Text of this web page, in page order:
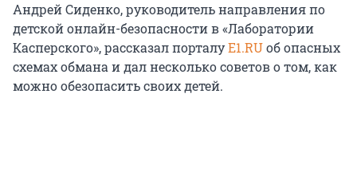
Андрей Сиденко, руководитель направления по
детской онлайн-безопасности в «Лаборатории
Касперского», рассказал порталуE1.RUоб опасных
схемах обмана и дал несколько советов о том, как
можно обезопасить своих детей.